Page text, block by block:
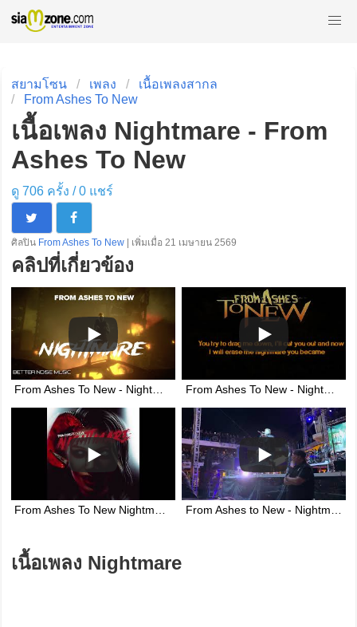
สยามโซน เพลง
เนื้อเพลงสากล
From Ashes To New
เนื้อเพลง Nightmare - From
Ashes To New
ดู 706 ครั้ง /0แชร์
ศิลปิน From Ashes To New | เพิ่มเมื่อ 21 เมษายน 2569
คลิปที่เกี่ยวข้อง
From Ashes To New - Nightmare (Official Music Video) From Ashes To New - Nightmare [Lyrics on screen]
From Ashes To New Nightmare Feat. Ekoh From Ashes to New - Nightmare live on Shiprocked 2024 2/4/24
เนื้อเพลง Nightmare